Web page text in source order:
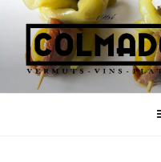
contingut